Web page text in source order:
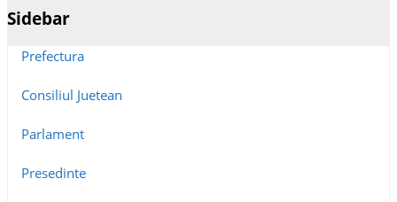
Sidebar
Prefectura
Consiliul Juetean
Parlament
Presedinte